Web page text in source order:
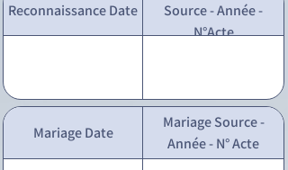
Reconnaissance Date
Source - Année -
N°Acte
Mariage Date
Mariage Source -
Année - N° Acte